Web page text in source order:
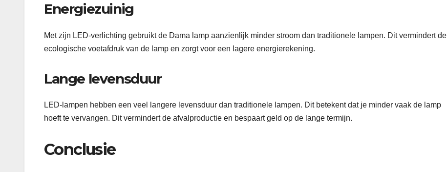
Energiezuinig
Met zijn LED-verlichting gebruikt de Dama lamp aanzienlijk minder stroom dan traditionele lampen. Dit vermindert de
ecologische voetafdruk van de lamp en zorgt voor een lagere energierekening.
Lange levensduur
LED-lampen hebben een veel langere levensduur dan traditionele lampen. Dit betekent dat je minder vaak de lamp
hoeft te vervangen. Dit vermindert de afvalproductie en bespaart geld op de lange termijn.
Conclusie